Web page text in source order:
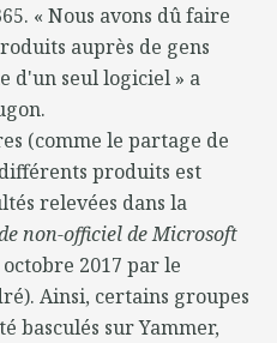
« Nous avons dû faire
auprès de gens
d'un seul logiciel » a
(comme le partage de
produits est
relevées dans la
non-officiel de Microsoft
2017 par le
Ainsi, certains groupes
basculés sur Yammer,